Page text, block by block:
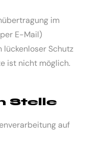
im
E-Mail)
lückenloser Schutz
ist nicht möglich.
Stelle
auf